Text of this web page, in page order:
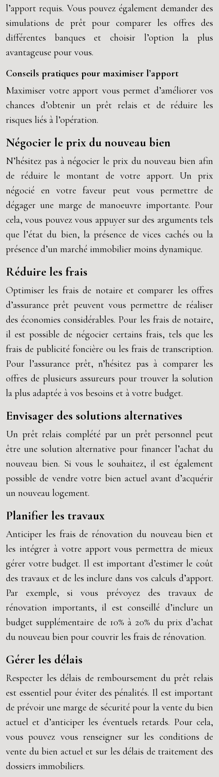
l’apport requis. Vous pouvez également demander des
simulations de prêt pour comparer les offres des
différentes banques et choisir l’option la plus
avantageuse pour vous.
Conseils pratiques pour maximiser l’apport
Maximiser votre apport vous permet d’améliorer vos
chances d’obtenir un prêt relais et de réduire les
risques liés à l’opération.
Négocier le prix du nouveau bien
N’hésitez pas à négocier le prix du nouveau bien afin
de réduire le montant de votre apport. Un prix
négocié en votre faveur peut vous permettre de
dégager une marge de manoeuvre importante. Pour
cela, vous pouvez vous appuyer sur des arguments tels
que l’état du bien, la présence de vices cachés ou la
présence d’un marché immobilier moins dynamique.
Réduire les frais
Optimiser les frais de notaire et comparer les offres
d’assurance prêt peuvent vous permettre de réaliser
des économies considérables. Pour les frais de notaire,
il est possible de négocier certains frais, tels que les
frais de publicité foncière ou les frais de transcription.
Pour l’assurance prêt, n’hésitez pas à comparer les
offres de plusieurs assureurs pour trouver la solution
la plus adaptée à vos besoins et à votre budget.
Envisager des solutions alternatives
Un prêt relais complété par un prêt personnel peut
être une solution alternative pour financer l’achat du
nouveau bien. Si vous le souhaitez, il est également
possible de vendre votre bien actuel avant d’acquérir
un nouveau logement.
Planifier les travaux
Anticiper les frais de rénovation du nouveau bien et
les intégrer à votre apport vous permettra de mieux
gérer votre budget. Il est important d’estimer le coût
des travaux et de les inclure dans vos calculs d’apport.
Par exemple, si vous prévoyez des travaux de
rénovation importants, il est conseillé d’inclure un
budget supplémentaire de 10% à 20% du prix d’achat
du nouveau bien pour couvrir les frais de rénovation.
Gérer les délais
Respecter les délais de remboursement du prêt relais
est essentiel pour éviter des pénalités. Il est important
de prévoir une marge de sécurité pour la vente du bien
actuel et d’anticiper les éventuels retards. Pour cela,
vous pouvez vous renseigner sur les conditions de
vente du bien actuel et sur les délais de traitement des
dossiers immobiliers.